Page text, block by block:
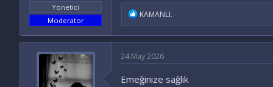
Yönetici
Moderator
İ
d
l
r
KAMANLI.
24 May 2026
Emeğinize sağlık